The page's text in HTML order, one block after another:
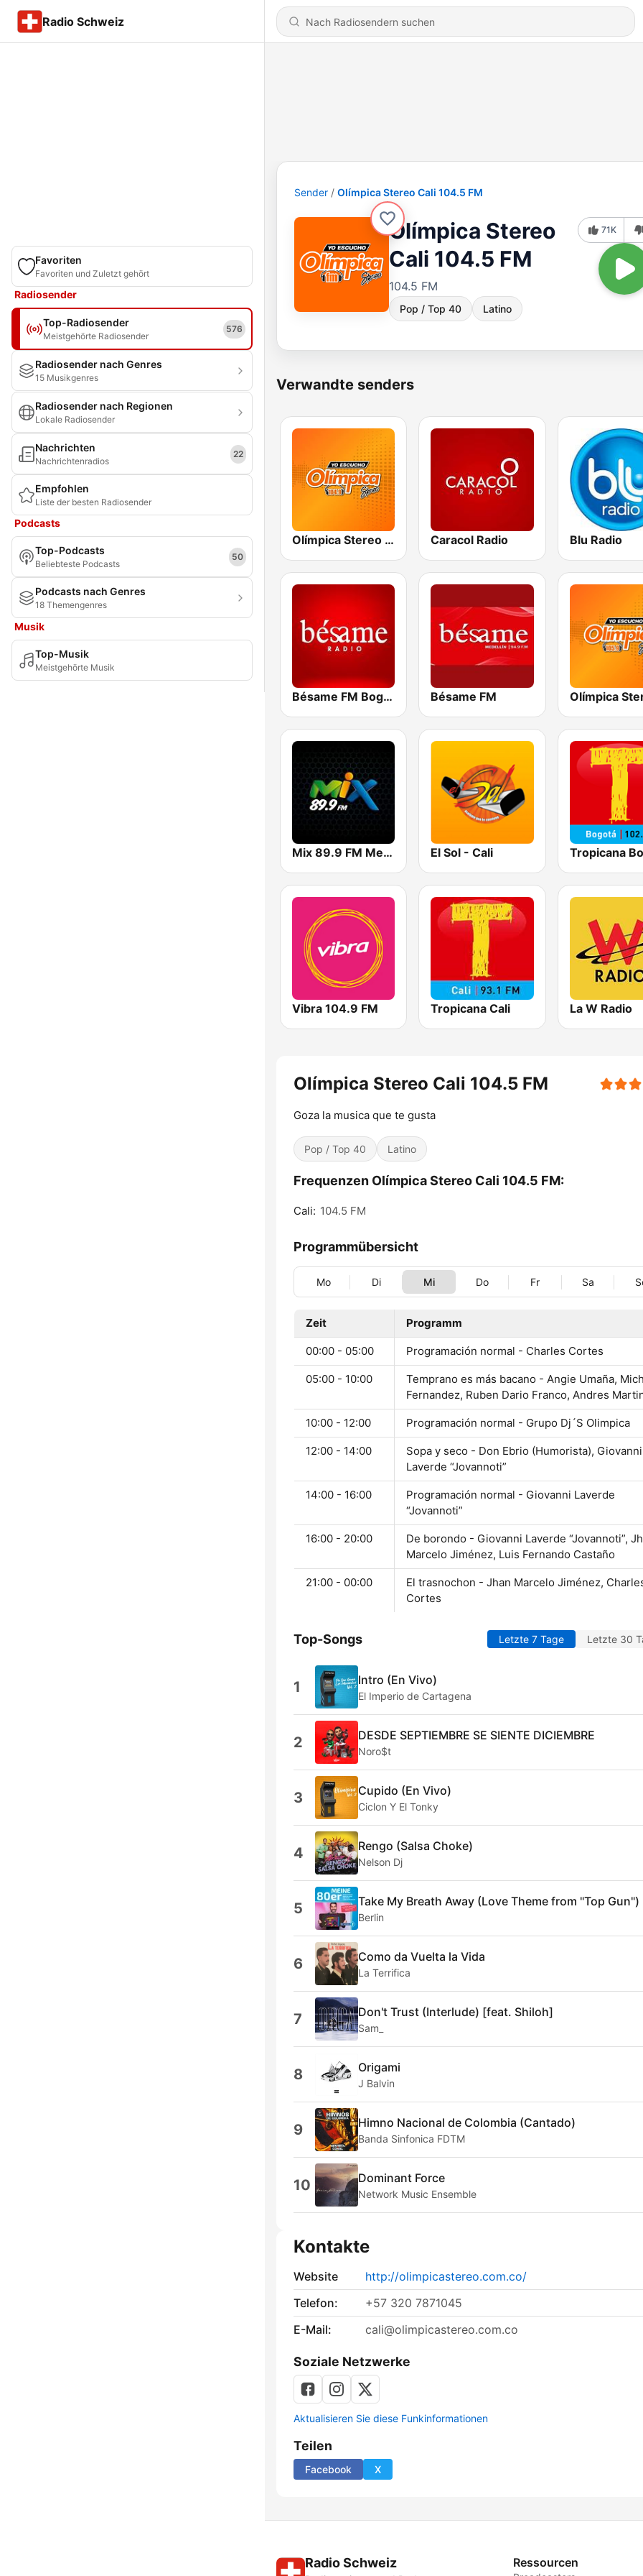
Radio Schweiz
Favoriten
Favoriten und Zuletzt gehört
Radiosender
Top-Radiosender
Meistgehörte Radiosender
576
Radiosender nach Genres
15 Musikgenres
Radiosender nach Regionen
Lokale Radiosender
Nachrichten
Nachrichtenradios
22
Empfohlen
Liste der besten Radiosender
Podcasts
Top-Podcasts
Beliebteste Podcasts
50
Podcasts nach Genres
18 Themengenres
Musik
Top-Musik
Meistgehörte Musik
Sender Olímpica Stereo Cali 104.5 FM
Olímpica Stereo
Cali 104.5 FM
104.5 FM
Pop / Top 40 Latino
71K
Verwandte senders
Olímpica Stereo - Medellín 104.9 FM Caracol Radio Blu Radio
Bésame FM Bogotá Bésame FM
Mix 89.9 FM Medellin El Sol - Cali Tropicana
Vibra 104.9 FM Tropicana Cali La W Radio
Olímpica Stereo Cali 104.5 FM
Goza la musica que te gusta
Pop / Top 40 Latino
Frequenzen Olímpica Stereo Cali 104.5 FM:
Cali: 104.5 FM
Programmübersicht
Mo Di Mi Do Fr Sa
Zeit Programm
00:00 - 05:00 Programación normal - Charles Cortes
05:00 - 10:00
Temprano es más bacano - Angie Umaña,
Fernandez, Ruben Dario Franco, Andres
10:00 - 12:00 Programación normal - Grupo Dj´S Olimpica
12:00 - 14:00
Sopa y seco - Don Ebrio (Humorista), Giovanni
Laverde “Jovannoti”
14:00 - 16:00
Programación normal - Giovanni Laverde
“Jovannoti”
16:00 - 20:00
De borondo - Giovanni Laverde “Jovannoti”,
Marcelo Jiménez, Luis Fernando Castaño
21:00 - 00:00
El trasnochon - Jhan Marcelo Jiménez,
Cortes
Top-Songs Letzte 7 Tage Letzte 30
1 Intro (En Vivo)
El Imperio de Cartagena
2 DESDE SEPTIEMBRE SE SIENTE DICIEMBRE
Noro$t
3 Cupido (En Vivo)
Ciclon Y El Tonky
4 Rengo (Salsa Choke)
Nelson Dj
5 Take My Breath Away (Love Theme from "Top Gun")
Berlin
6 Como da Vuelta la Vida
La Terrifica
7 Don't Trust (Interlude) [feat. Shiloh]
Sam_
8 Origami
J Balvin
9 Himno Nacional de Colombia (Cantado)
Banda Sinfonica FDTM
10 Dominant Force
Network Music Ensemble
Kontakte
Website
http://olimpicastereo.com.co/
Telefon:
+57 320 7871045
E-Mail:
cali@olimpicastereo.com.co
Soziale Netzwerke
Aktualisieren Sie diese Funkinformationen
Teilen
Facebook X
Radio Schweiz Ressourcen